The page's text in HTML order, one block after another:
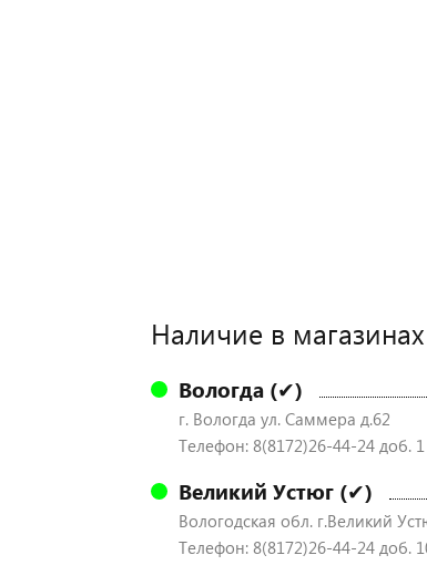
Наличие в магазинах
Вологда (✔)
г. Вологда ул. Саммера д.62
Телефон: 8(8172)26-44-24 доб. 1
Великий Устюг (✔)
Вологодская обл. г.Великий
Телефон: 8(8172)26-44-24 доб.